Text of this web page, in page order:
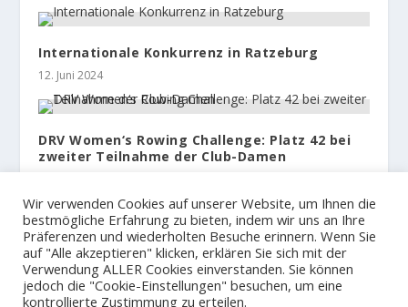
Internationale Konkurrenz in Ratzeburg
12. Juni 2024
DRV Women‘s Rowing Challenge: Platz 42 bei
zweiter Teilnahme der Club-Damen
© 2023Der Hamburger und Germania Ruder Club
Wir verwenden Cookies auf unserer Website, um Ihnen die
bestmögliche Erfahrung zu bieten, indem wir uns an Ihre
Präferenzen und wiederholten Besuche erinnern. Wenn Sie
auf "Alle akzeptieren" klicken, erklären Sie sich mit der
Verwendung ALLER Cookies einverstanden. Sie können
jedoch die "Cookie-Einstellungen" besuchen, um eine
kontrollierte Zustimmung zu erteilen.